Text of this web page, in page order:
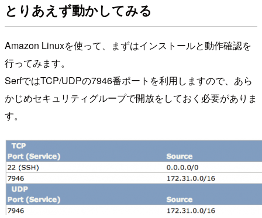
とりあえず動かしてみる
Amazon Linuxを使って、まずはインストールと動作確認を
行ってみます。
SerfではTCP/UDPの7946番ポートを利用しますので、あら
かじめセキュリティグループで開放をしておく必要がありま
す。